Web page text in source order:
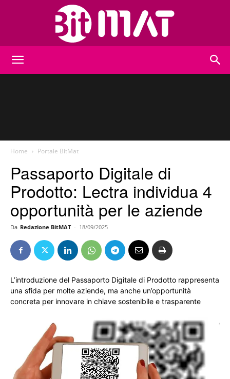
Home Portale BitMat
Passaporto Digitale di
Prodotto: Lectra individua 4
opportunità per le aziende
Da Redazione BitMAT - 18/09/2025
L’introduzione del Passaporto Digitale di Prodotto rappresenta
una sfida per molte aziende, ma anche un’opportunità
concreta per innovare in chiave sostenibile e trasparente